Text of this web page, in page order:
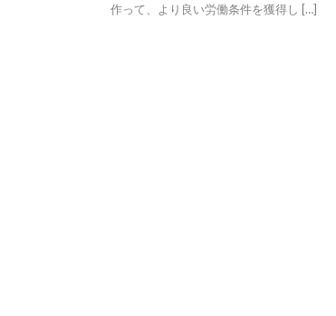
作って、より良い労働条件を獲得し […]